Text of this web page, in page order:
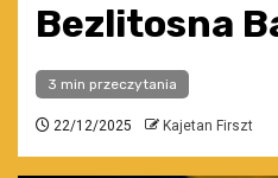
Bezlitosna
3 min przeczytania
22/12/2025 Kajetan Firszt